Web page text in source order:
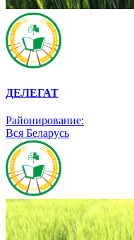
ДЕЛЕГАТ
Районирование:
Вся Беларусь